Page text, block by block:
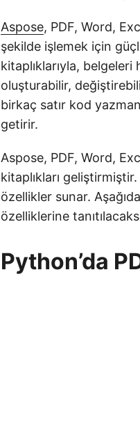
Aspose, PDF, Word,
şekilde işlemek için
kitaplıklarıyla,
oluşturabilir,
birkaç satır kod
getirir.
Aspose, PDF, Word,
kitaplıkları
özellikler sunar.
özelliklerine
Python’da